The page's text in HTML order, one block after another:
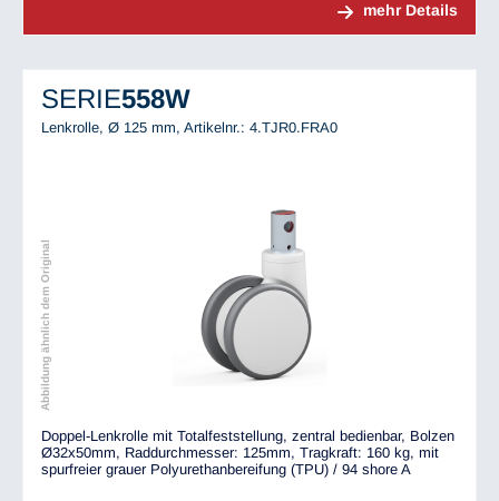
mehr Details
SERIE558W
Lenkrolle, Ø 125 mm, Artikelnr.: 4.TJR0.FRA0
Abbildung ähnlich dem Original
Doppel-Lenkrolle mit Totalfeststellung, zentral bedienbar, Bolzen
Ø32x50mm, Raddurchmesser: 125mm, Tragkraft: 160 kg, mit
spurfreier grauer Polyurethanbereifung (TPU) / 94 shore A